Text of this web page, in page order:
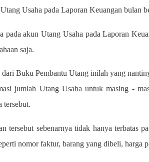
Usaha pada Laporan Keuangan bulan
pada akun Utang Usaha pada Laporan
saja.
dari Buku Pembantu Utang inilah yang
jumlah Utang Usaha untuk masing -
tersebut.
tersebut sebenarnya tidak hanya terbatas
nomor faktur, barang yang dibeli, harga